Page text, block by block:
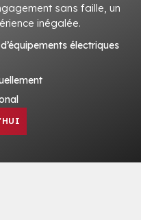
sans faille, un
inégalée.
électriques